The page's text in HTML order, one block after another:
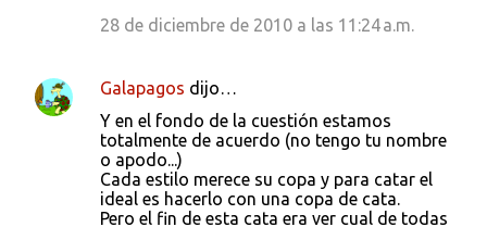
28 de diciembre de 2010 a las 11:24 a.m.
Galapagos dijo…
Y en el fondo de la cuestión estamos
totalmente de acuerdo (no tengo tu nombre
o apodo...)
Cada estilo merece su copa y para catar el
ideal es hacerlo con una copa de cata.
Pero el fin de esta cata era ver cual de todas